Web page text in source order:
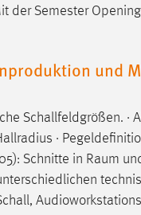
der Semester
und
Schallfeldgrößen. ·
·
Schnitte in Raum